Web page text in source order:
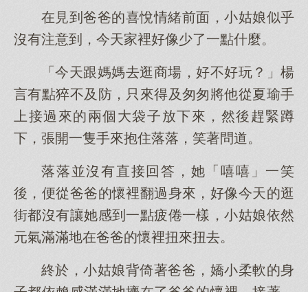
在見到爸爸的喜悅情緒前面，小姑娘似乎
沒有注意到，今天家裡好像少了一點什麼。
「今天跟媽媽去逛商場，好不好玩？」楊
言有點猝不及防，只來得及匆匆將他從夏瑜手
上接過來的兩個大袋子放下來，然後趕緊蹲
下，張開一隻手來抱住落落，笑著問道。
落落並沒有直接回答，她「嘻嘻」一笑
後，便從爸爸的懷裡翻過身來，好像今天的逛
街都沒有讓她感到一點疲倦一樣，小姑娘依然
元氣滿滿地在爸爸的懷裡扭來扭去。
終於，小姑娘背倚著爸爸，嬌小柔軟的身